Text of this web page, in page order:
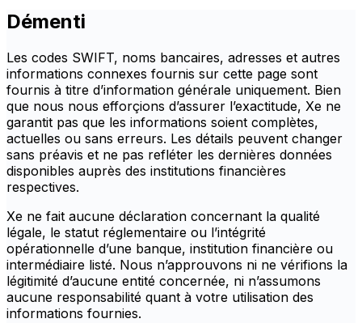
Démenti
Les codes SWIFT, noms bancaires, adresses et autres
informations connexes fournis sur cette page sont
fournis à titre d’information générale uniquement. Bien
que nous nous efforçions d’assurer l’exactitude, Xe ne
garantit pas que les informations soient complètes,
actuelles ou sans erreurs. Les détails peuvent changer
sans préavis et ne pas refléter les dernières données
disponibles auprès des institutions financières
respectives.
Xe ne fait aucune déclaration concernant la qualité
légale, le statut réglementaire ou l’intégrité
opérationnelle d’une banque, institution financière ou
intermédiaire listé. Nous n’approuvons ni ne vérifions la
légitimité d’aucune entité concernée, ni n’assumons
aucune responsabilité quant à votre utilisation des
informations fournies.